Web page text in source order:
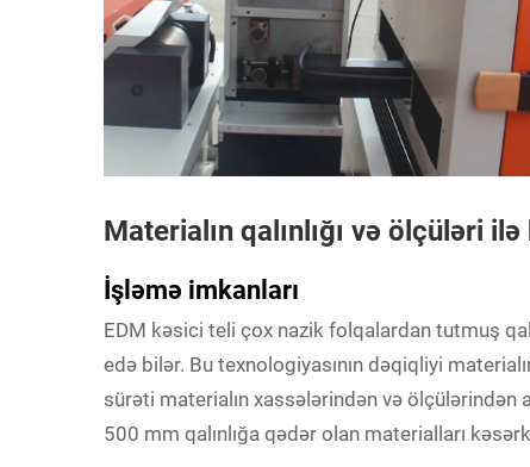
Materialın qalınlığı və ölçüləri
İşləmə imkanları
EDM kəsici teli çox nazik folqalardan tutmuş
edə bilər. Bu texnologiyasının dəqiqliyi
sürəti materialın xassələrindən və ölçülərindən
500 mm qalınlığa qədər olan materialları